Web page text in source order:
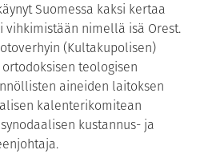
Suomessa kaksi kertaa
nimellä isä Orest.
(Kultakupolisen)
teologisen
aineiden laitoksen
kalenterikomitean
kustannus- ja